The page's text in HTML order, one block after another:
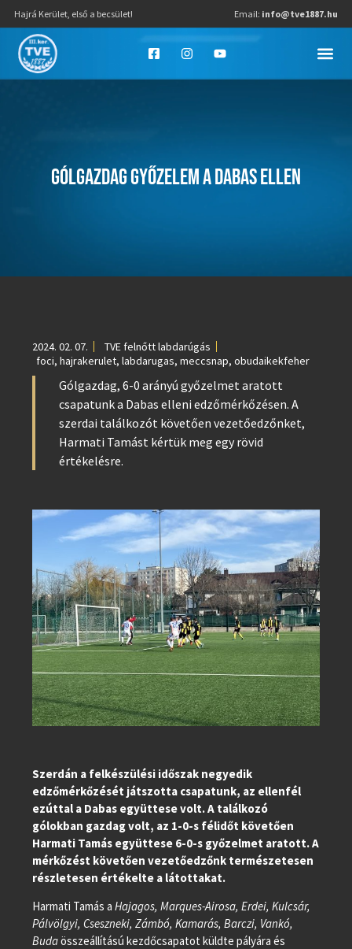
Hajrá Kerület, első a becsület! Email: info@tve1887.hu
GÓLGAZDAG GYŐZELEM A DABAS ELLEN
2024. 02. 07.
TVE felnőtt labdarúgás
foci, hajrakerulet, labdarugas, meccsnap, obudaikekfeher
Gólgazdag, 6-0 arányú győzelmet aratott
csapatunk a Dabas elleni edzőmérkőzésen. A
szerdai találkozót követően vezetőedzőnket,
Harmati Tamást kértük meg egy rövid
értékelésre.
Szerdán a felkészülési időszak negyedik
edzőmérkőzését játszotta csapatunk, az ellenfél
ezúttal a Dabas együttese volt. A találkozó
gólokban gazdag volt, az 1-0-s félidőt követően
Harmati Tamás együttese 6-0-s győzelmet aratott. A
mérkőzést követően vezetőedzőnk természetesen
részletesen értékelte a látottakat.
Harmati Tamás a Hajagos, Marques-Airosa, Erdei, Kulcsár,
Pálvölgyi, Cseszneki, Zámbó, Kamarás, Barczi, Vankó,
Budaösszeállítású kezdőcsapatot küldte pályára és